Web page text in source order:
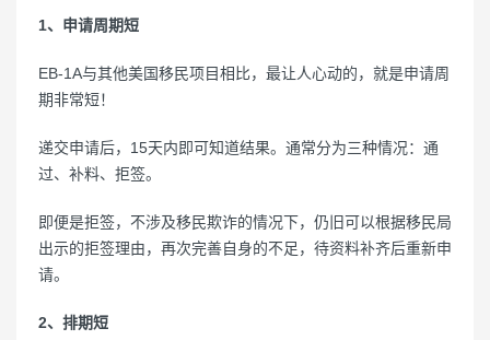
1、申请周期短
EB-1A与其他美国移民项目相比，最让人心动的，就是申请周
期非常短！
递交申请后，15天内即可知道结果。通常分为三种情况：通
过、补料、拒签。
即便是拒签，不涉及移民欺诈的情况下，仍旧可以根据移民局
出示的拒签理由，再次完善自身的不足，待资料补齐后重新申
请。
2、排期短